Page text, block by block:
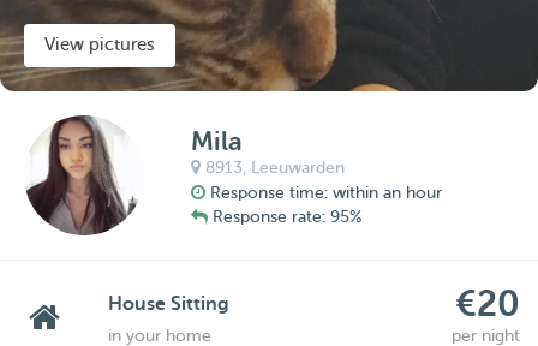
View pictures
Mila
8913, Leeuwarden
Response time: within an hour
Response rate: 95%
House Sitting €20
in your home
per night